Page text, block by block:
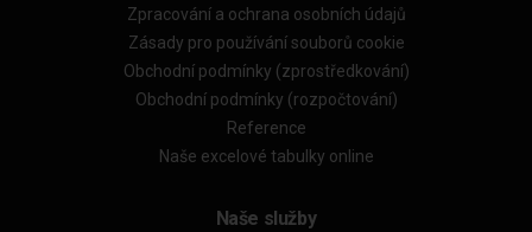
Zpracování a ochrana osobních údajů
Zásady pro používání souborů cookie
Obchodní podmínky (zprostředkování)
Obchodní podmínky (rozpočtování)
Reference
Naše excelové tabulky online
Naše služby